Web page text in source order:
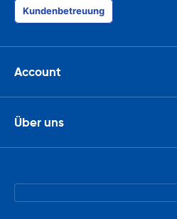
Kundenbetreuung
Account
Über uns